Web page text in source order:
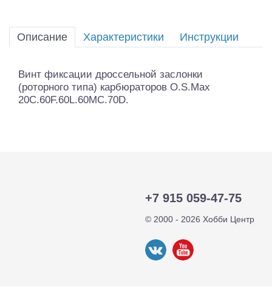
Описание Характеристики Инструкции
Винт фиксации дроссельной заслонки
(роторного типа) карбюраторов O.S.Max
20C.60F.60L.60MC.70D.
+7 915 059-47-75
© 2000 - 2026 Хобби Центр